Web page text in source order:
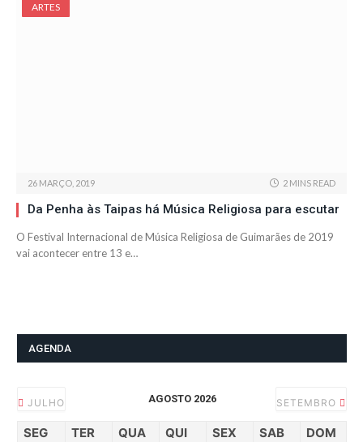
ARTES
26 MARÇO, 2019 2 MINS READ
Da Penha às Taipas há Música Religiosa para escutar
O Festival Internacional de Música Religiosa de Guimarães de 2019
vai acontecer entre 13 e…
AGENDA
JULHO AGOSTO 2026 SETEMBRO
SEG TER QUA QUI SEX SAB DOM